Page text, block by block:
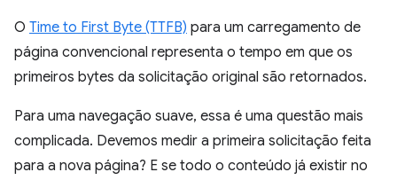
O Time to First Byte (TTFB) para um carregamento de
página convencional representa o tempo em que os
primeiros bytes da solicitação original são retornados.
Para uma navegação suave, essa é uma questão mais
complicada. Devemos medir a primeira solicitação feita
para a nova página? E se todo o conteúdo já existir no